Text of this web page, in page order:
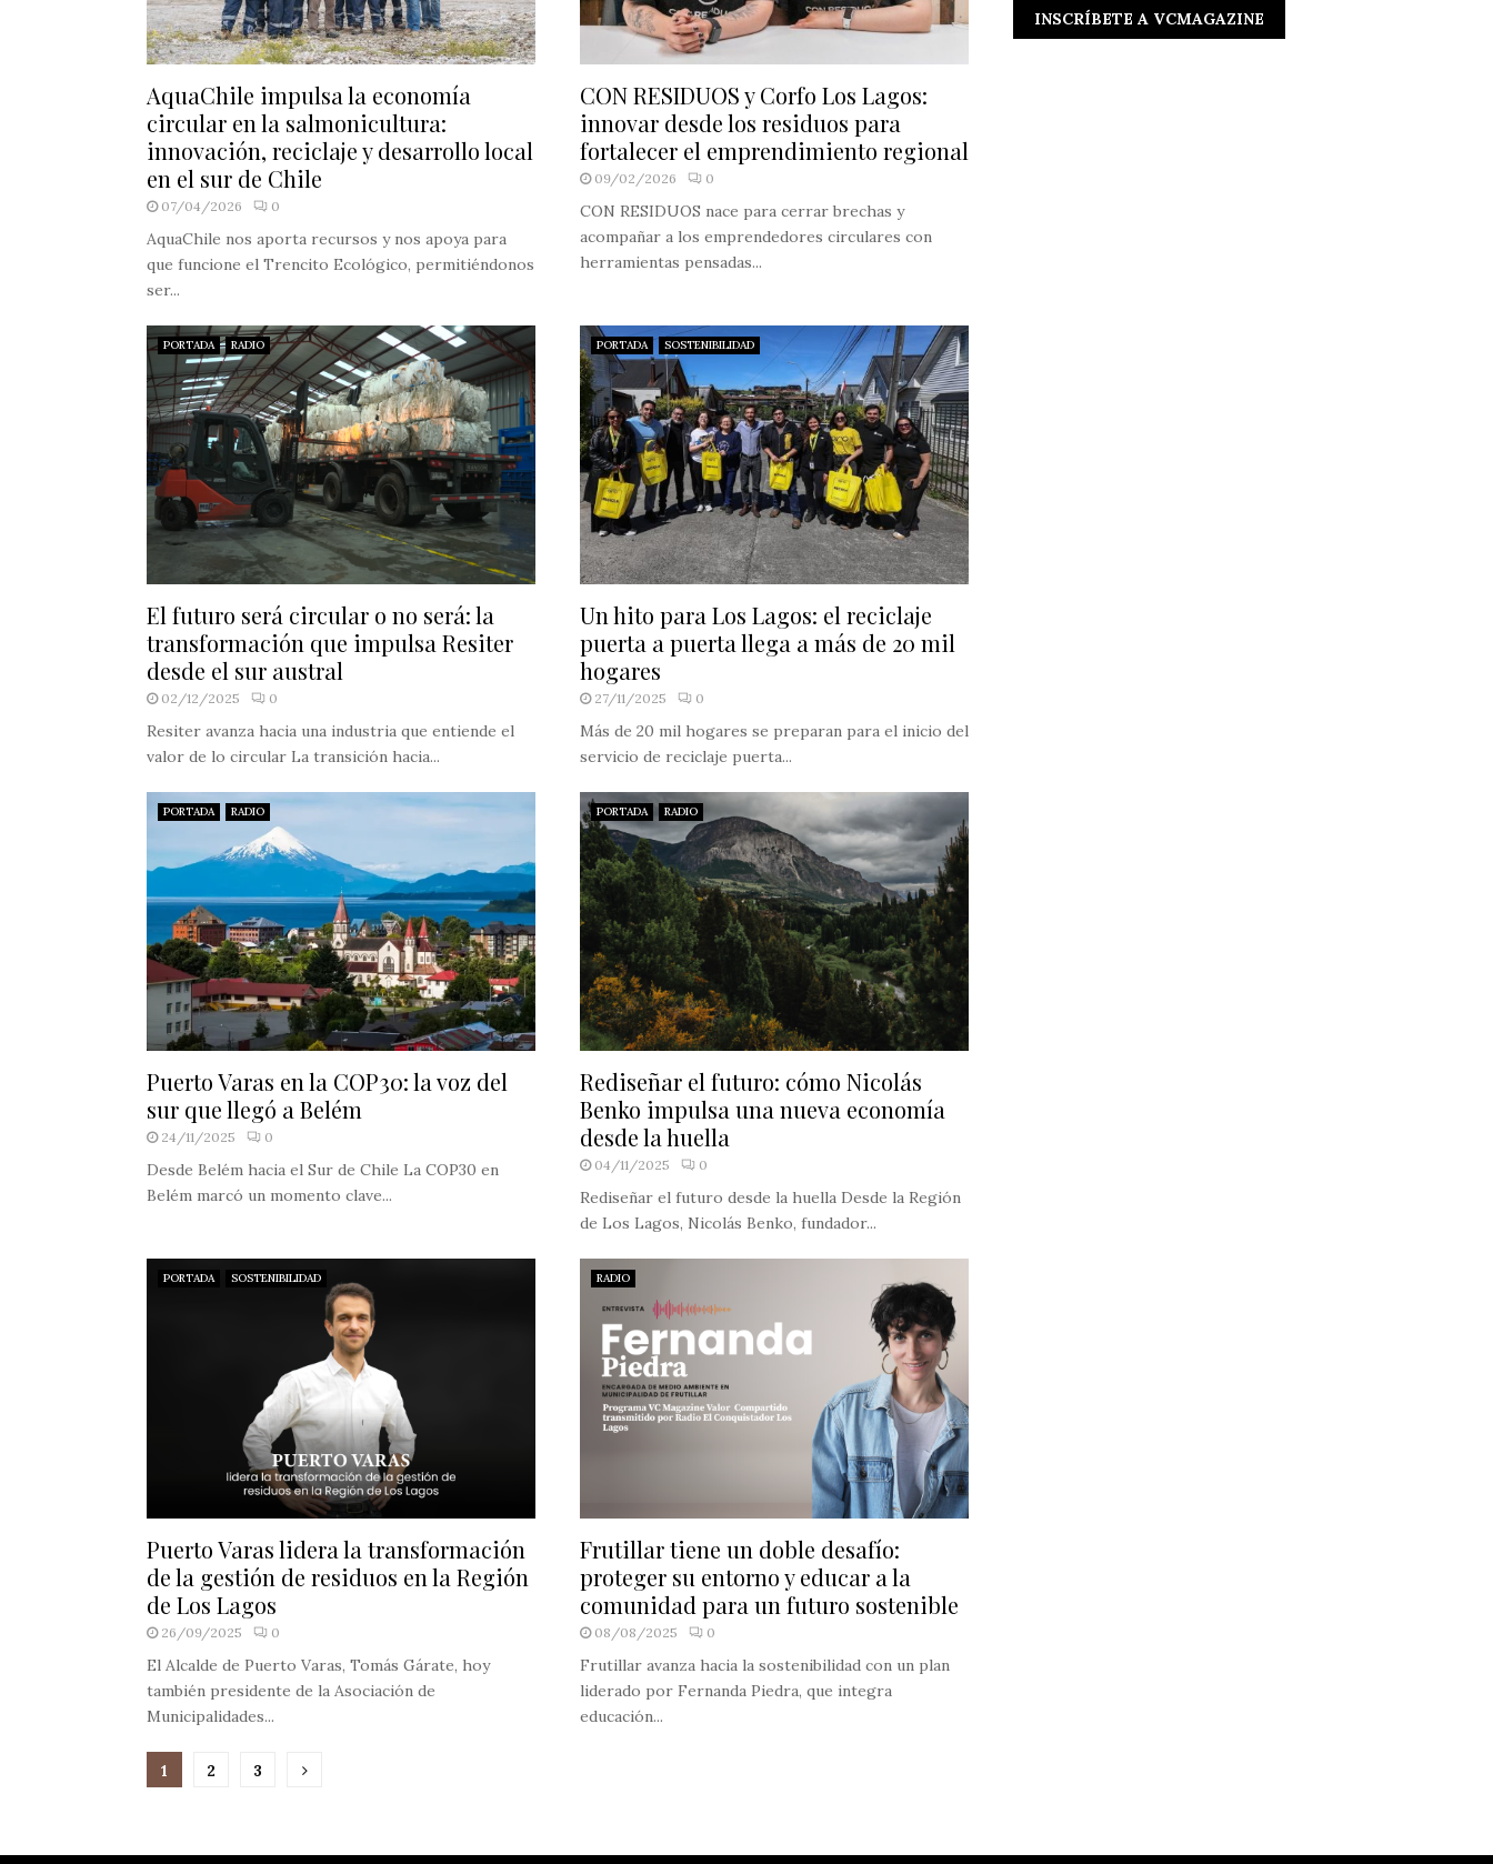
AquaChile impulsa la economía
circular en la salmonicultura:
innovación, reciclaje y desarrollo local
en el sur de Chile
07/04/2026 0
AquaChile nos aporta recursos y nos apoya para
que funcione el Trencito Ecológico, permitiéndonos
ser...
CON RESIDUOS y Corfo Los Lagos:
innovar desde los residuos para
fortalecer el emprendimiento regional
09/02/2026 0
CON RESIDUOS nace para cerrar brechas y
acompañar a los emprendedores circulares con
herramientas pensadas...
PORTADA RADIO
El futuro será circular o no será: la
transformación que impulsa Resiter
desde el sur austral
02/12/2025 0
Resiter avanza hacia una industria que entiende el
valor de lo circular La transición hacia...
PORTADA SOSTENIBILIDAD
Un hito para Los Lagos: el reciclaje
puerta a puerta llega a más de 20 mil
hogares
27/11/2025 0
Más de 20 mil hogares se preparan para el inicio del
servicio de reciclaje puerta...
PORTADA RADIO
Puerto Varas en la COP30: la voz del
sur que llegó a Belém
24/11/2025 0
Desde Belém hacia el Sur de Chile La COP30 en
Belém marcó un momento clave...
PORTADA RADIO
Rediseñar el futuro: cómo Nicolás
Benko impulsa una nueva economía
desde la huella
04/11/2025 0
Rediseñar el futuro desde la huella Desde la Región
de Los Lagos, Nicolás Benko, fundador...
PORTADA SOSTENIBILIDAD
Puerto Varas lidera la transformación
de la gestión de residuos en la Región
de Los Lagos
26/09/2025 0
El Alcalde de Puerto Varas, Tomás Gárate, hoy
también presidente de la Asociación de
Municipalidades...
RADIO
Frutillar tiene un doble desafío:
proteger su entorno y educar a la
comunidad para un futuro sostenible
08/08/2025 0
Frutillar avanza hacia la sostenibilidad con un plan
liderado por Fernanda Piedra, que integra
educación...
Paginación
entradas
1 2 3